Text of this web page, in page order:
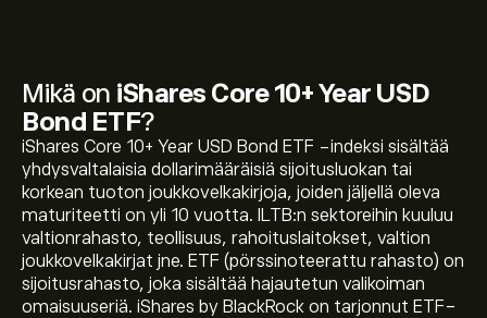
Mikä on iShares Core 10+ Year USD
Bond ETF?
iShares Core 10+ Year USD Bond ETF -indeksi sisältää
yhdysvaltalaisia dollarimääräisiä sijoitusluokan tai
korkean tuoton joukkovelkakirjoja, joiden jäljellä oleva
maturiteetti on yli 10 vuotta. ILTB:n sektoreihin kuuluu
valtionrahasto, teollisuus, rahoituslaitokset, valtion
joukkovelkakirjat jne. ETF (pörssinoteerattu rahasto) on
sijoitusrahasto, joka sisältää hajautetun valikoiman
omaisuuseriä. iShares by BlackRock on tarjonnut ETF-
Instrumentin ILTB tämänhetkinen hinta on 47.39‎$‎
Instrumentin iShares Core 10+ Year USD Bond ETF
kaikkien aikojen huippu on 79.46‎$‎